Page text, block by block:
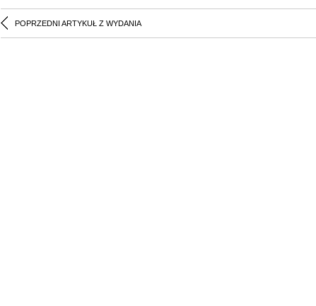
POPRZEDNI ARTYKUŁ Z WYDANIA